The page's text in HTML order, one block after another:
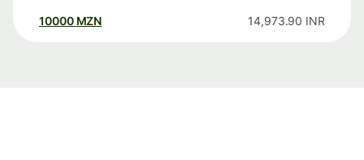
10000 MZN 14,973.90 INR